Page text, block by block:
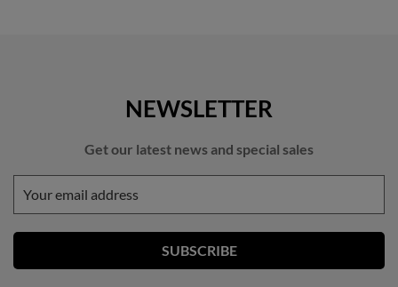
NEWSLETTER
Get our latest news and special sales